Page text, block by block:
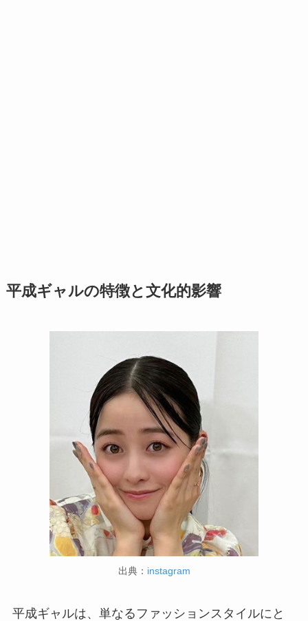
平成ギャルの特徴と文化的影響
出典： instagram
平成ギャルは、単なるファッションスタイルにと